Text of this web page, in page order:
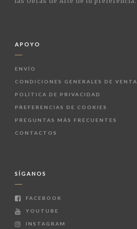
APOYO
ENVÍO
CONDICIONES GENERALES DE VENTA
POLÍTICA DE PRIVACIDAD
PREFERENCIAS DE COOKIES
PREGUNTAS MÁS FRECUENTES
CONTACTOS
SÍGANOS
FACEBOOK
YOUTUBE
INSTAGRAM